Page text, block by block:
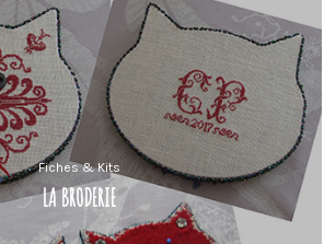
Fiches & Kits
LA BRODERIE